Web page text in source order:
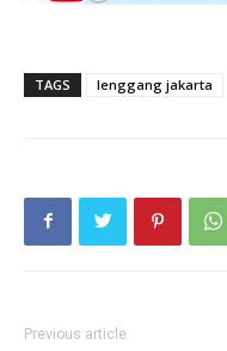
TAGS lenggang jakarta
Previous article